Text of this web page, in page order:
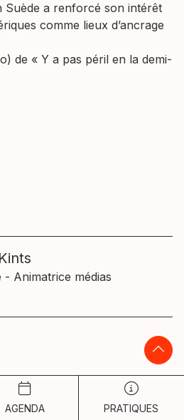
Suède a renforcé son intérêt
comme lieux d’ancrage
de « Y a pas péril en la demi-
- Animatrice médias
AGENDA PRATIQUES